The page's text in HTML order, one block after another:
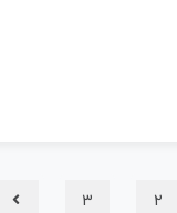
2
3